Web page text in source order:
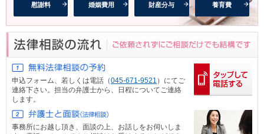
慰謝料 婚姻費用 財産分与 養育費
申込フォーム、 若しくは電話（045-671-9521 ）にてご
連絡下さい。担当の弁護士から、日程についてご連絡
します。
事務所にお越し頂き、面談の上、お話しをお伺いしま